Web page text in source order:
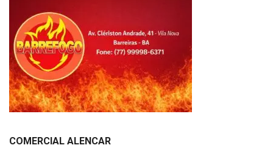
COMERCIAL ALENCAR